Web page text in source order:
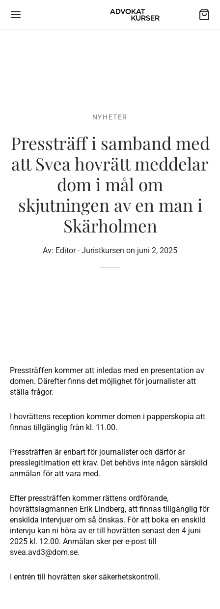
NYHETER
Pressträff i samband med
att Svea hovrätt meddelar
dom i mål om
skjutningen av en man i
Skärholmen
Av: Editor - Juristkursen on juni 2, 2025
Pressträffen kommer att inledas med en presentation av
domen. Därefter finns det möjlighet för journalister att
ställa frågor.
I hovrättens reception kommer domen i papperskopia att
finnas tillgänglig från kl. 11.00.
Pressträffen är enbart för journalister och därför är
presslegitimation ett krav. Det behövs inte någon särskild
anmälan för att vara med.
Efter pressträffen kommer rättens ordförande,
hovrättslagmannen Erik Lindberg, att finnas tillgänglig för
enskilda intervjuer om så önskas. För att boka en enskild
intervju kan ni höra av er till hovrätten senast den 4 juni
2025 kl. 12.00. Anmälan sker per e-post till
svea.avd3@dom.se.
I entrén till hovrätten sker säkerhetskontroll.